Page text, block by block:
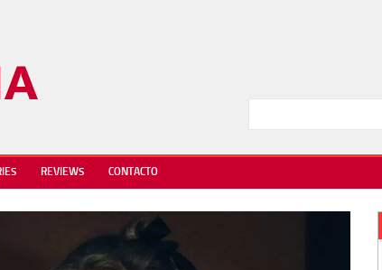
REVIEWS CONTACTO